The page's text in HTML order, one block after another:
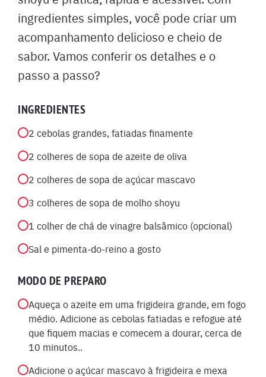
ingredientes simples, você pode criar um
acompanhamento delicioso e cheio de
sabor. Vamos conferir os detalhes e o
passo a passo?
INGREDIENTES
2 cebolas grandes, fatiadas finamente
2 colheres de sopa de azeite de oliva
2 colheres de sopa de açúcar mascavo
3 colheres de sopa de molho shoyu
1 colher de chá de vinagre balsâmico (opcional)
Sal e pimenta-do-reino a gosto
MODO DE PREPARO
Aqueça o azeite em uma frigideira grande, em fogo
médio. Adicione as cebolas fatiadas e refogue até
que fiquem macias e comecem a dourar, cerca de
10 minutos..
Adicione o açúcar mascavo à frigideira e mexa